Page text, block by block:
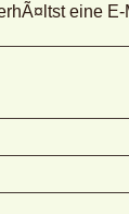
eine